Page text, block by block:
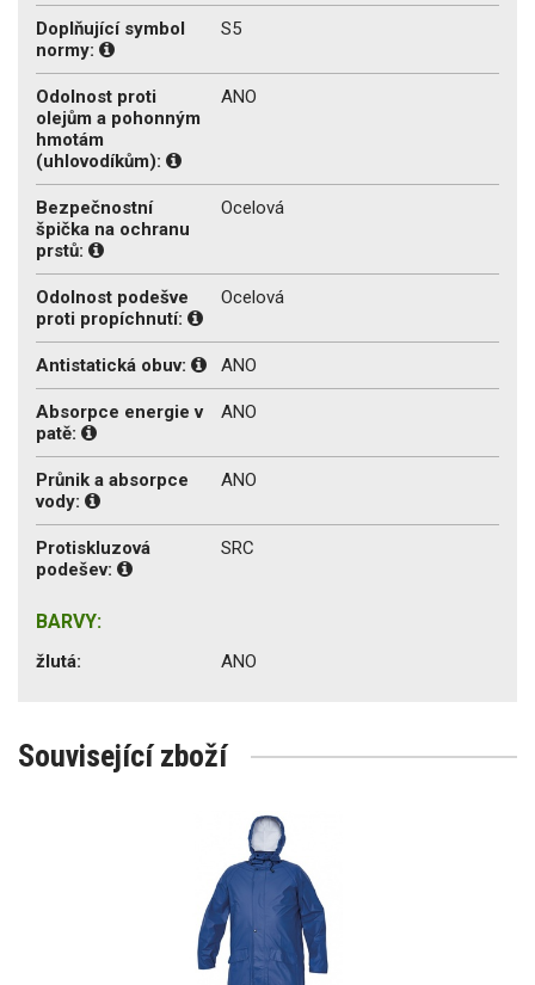
Doplňující symbol
normy:
S5
Odolnost proti
olejům a pohonným
hmotám
(uhlovodíkům):
ANO
Bezpečnostní
špička na ochranu
prstů:
Ocelová
Odolnost podešve
proti propíchnutí:
Ocelová
Antistatická obuv: ANO
Absorpce energie v
patě:
ANO
Průnik a absorpce
vody:
ANO
Protiskluzová
podešev:
SRC
BARVY:
žlutá: ANO
Související zboží